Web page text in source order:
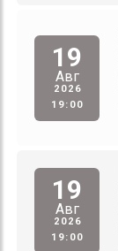
19
Авг
2026
19:00
19
Авг
2026
19:00